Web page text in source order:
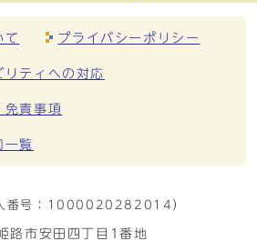
て プライバシーポリシー
リティへの対応
免責事項
一覧
番号： 1000020282014）
市安田四丁目1番地